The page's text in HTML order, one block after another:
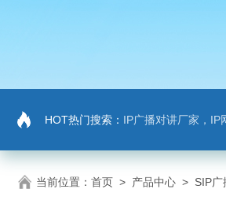
HOT热门搜索： IP广播对讲厂家，IP网络广
当前位置： 首页 > 产品中心 > SIP广